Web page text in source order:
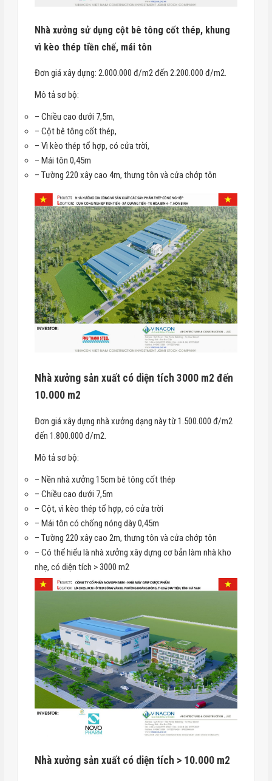
Nhà xưởng sử dụng cột bê tông cốt thép, khung
vì kèo thép tiền chế, mái tôn
Đơn giá xây dựng: 2.000.000 đ/m2 đến 2.200.000 đ/m2.
Mô tả sơ bộ:
– Chiều cao dưới 7,5m,
– Cột bê tông cốt thép,
– Vì kèo thép tổ hợp, có cửa trời,
– Mái tôn 0,45m
– Tường 220 xây cao 4m, thưng tôn và cửa chớp tôn
Nhà xưởng sản xuất có diện tích 3000 m2 đến
10.000 m2
Đơn giá xây dựng nhà xưởng dạng này từ 1.500.000 đ/m2
đến 1.800.000 đ/m2.
Mô tả sơ bộ:
– Nền nhà xưởng 15cm bê tông cốt thép
– Chiều cao dưới 7,5m
– Cột, vì kèo thép tổ hợp, có cửa trời
– Mái tôn có chống nóng dày 0,45m
– Tường 220 xây cao 2m, thưng tôn và cửa chớp tôn
– Có thể hiểu là nhà xưởng xây dựng cơ bản làm nhà kho
nhẹ, có diện tích > 3000 m2
Nhà xưởng sản xuất có diện tích > 10.000 m2